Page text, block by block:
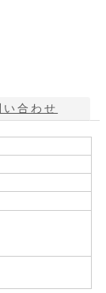
い合わせ